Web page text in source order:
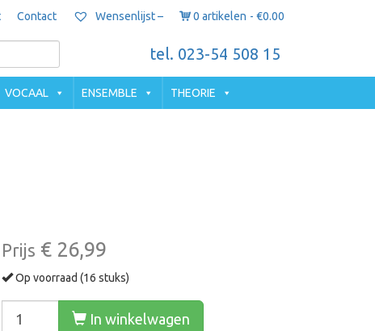
Contact Wensenlijst – 0 artikelen €0.00
tel. 023-54 508 15
VOCAAL ENSEMBLE THEORIE
Prijs € 26,99
Op voorraad (16 stuks)
In winkelwagen